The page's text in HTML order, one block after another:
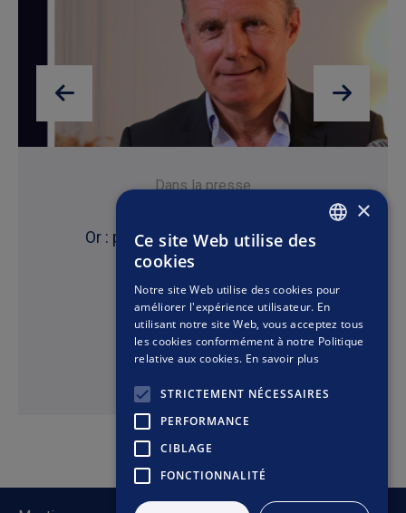
Dans la presse
Or : pourquoi autant de volatilité ?
Lire
×
Ce site Web utilise des
cookies
Notre site Web utilise des cookies pour
améliorer l'expérience utilisateur. En
utilisant notre site Web, vous acceptez tous
les cookies conformément à notre Politique
relative aux cookies. En savoir plus
STRICTEMENT NÉCESSAIRES
PERFORMANCE
CIBLAGE
FONCTIONNALITÉ